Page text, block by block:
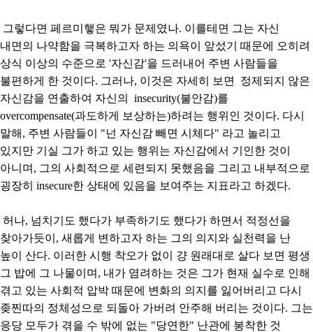
그렇다면 페르미햏은 뭐가 문제였나. 이를테면 그는 자신
내면의 나약함을 극복하고자 하는 의욕이 앞섰기 때문에 오히려
상식 이상의 수준으로 '자신감'을 드러내어 주변 사람들을
불편하게 한 것이다. 그러나, 이것은 자세히 보면 정제되지 않은
자신감을 연출하여 자신의 insecurity(불안감)를
overcompensate(과도하게 보상하는)하려는 행위인 것이다. 다시
말해, 주변 사람들이 "넌 자신감 빼면 시체다" 라고 놀리고
있지만 기실 그가 하고 있는 행위는 자신감에서 기인한 것이
아니며, 그의 사회적으로 세련되지 못했음을 그리고 내부적으로
굉장히 insecure한 상태에 있음을 보여주는 지표라고 하겠다.
허나, 넘치기도 했다가 부족하기도 했다가 하면서 적정선을
찾아가듯이, 새롭게 변하고자 하는 그의 의지와 실천력을 난
높이 산다. 이러한 시행 착오가 없이 걍 원래대로 살다 보면 평생
그 밥에 그 나물이며, 내가 염려하는 것은 그가 현재 실수로 인해
겪고 있는 사회적 압박 때문에 변화의 의지를 잃어버리고 다시
좆찐따의 정체성으로 되돌아 가버려 안주해 버리는 것이다. 그는
응당 모두가 겪을 수 밖에 없는 "당연한" 난관에 봉착한 것